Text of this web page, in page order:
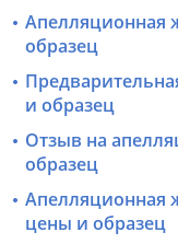
Апелляционная
образец
и образец
Отзыв на
образец
Апелляционная
цены и образец